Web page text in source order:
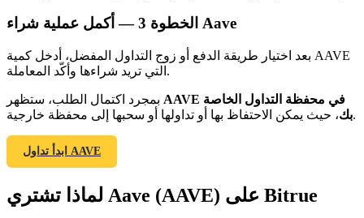
شركاء Bitrue
الخطوة أكمل عملية شراء Aave
بعد اختيار طريقة الدفع أو زوج التداول المفضل، أدخل كمية AAVE
التي تريد شراءها وأكّد المعاملة.
AAVE في محفظة التداول الخاصة
بك، حيث يمكن الاحتفاظ بها أو تداولها أو سحبها إلى محفظة خارجية.
ابدأ تداول AAVE
لماذا تشتري Aave (AAVE) على Bitrue